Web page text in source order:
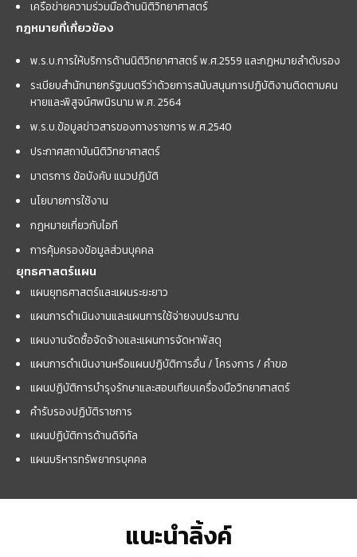
เครือข่ายความร่วมมือด้านนิติวิทยาศาสตร์
กฎหมายที่เกี่ยวข้อง
พ.ร.บ.การให้บริการด้านนิติวิทยาศาสตร์ พ.ศ.2559 และกฏหมายลำดับรอง
ระเบียบสำนักนายกรัฐมนตรีว่าด้วยการสนับสนุนการปฏิบัติงานติดตามคน
หายและพิสูจน์ศพนิรนาม พ.ศ. 2564
พ.ร.บ.ข้อมูลข่าวสารของทางราชการ พ.ศ.2540
ประกาศสถาบันนิติวิทยาศาสตร์
มาตรการ ข้อบังคับ แนวปฏิบัติ
นโยบายการใช้งาน
กฎหมายเกี่ยวกับไอที
การคุ้มครองข้อมูลส่วนบุคคล
ยุทธศาสตร์แผน
แผนยุทธศาสตร์และแผนระยะยาว
แผนการดำเนินงานและแผนการใช้จ่ายงบประมาณ
แผนงานจัดซื้อจัดจ้างและแผนการจัดหาพัสดุ
แผนการดำเนินงานหรือแผนปฏิบัติการอื่น / โครงการ / คำขอ
แผนปฏิบัติการบำรุงรักษาและสอบเทียบเครื่องมือวิทยาศาสตร์
คำรับรองปฏิบัติราชการ
แผนปฏิบัติการด้านดิจิทัล
แผนบริหารทรัพยากรบุคคล
แนะนำลิ้งค์